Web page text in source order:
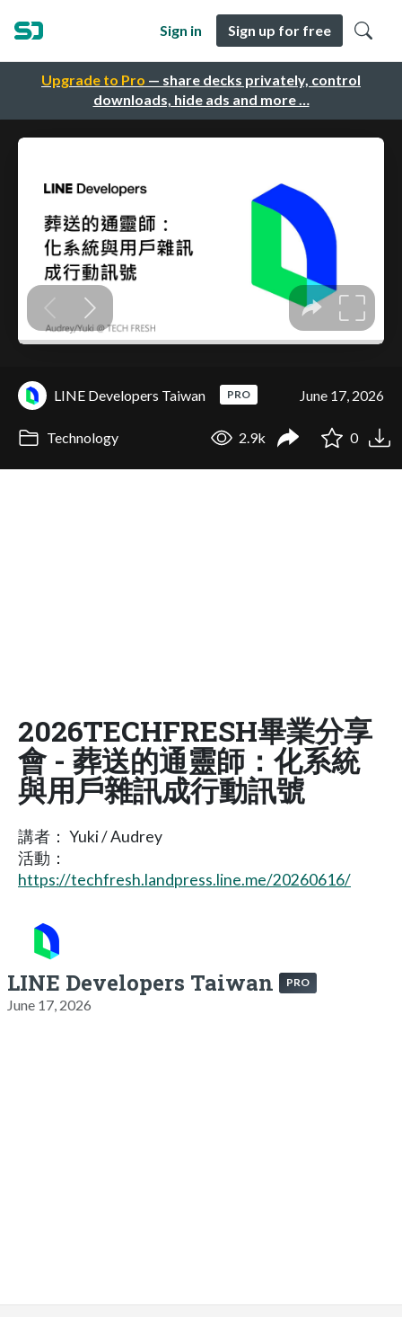
Upgrade to Pro — share decks privately, control
downloads, hide ads and more …
Sign in Sign up for free
LINE Developers Taiwan PRO June 17, 2026
Technology 2.9k 0
2026TECHFRESH畢業分享
會 - 葬送的通靈師：化系統
與用戶雜訊成行動訊號
講者： Yuki / Audrey
活動：
https://techfresh.landpress.line.me/20260616/
LINE Developers Taiwan PRO
June 17, 2026